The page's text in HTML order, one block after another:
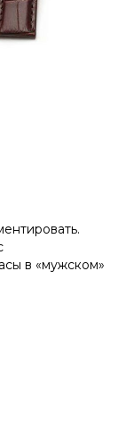
в «мужском»